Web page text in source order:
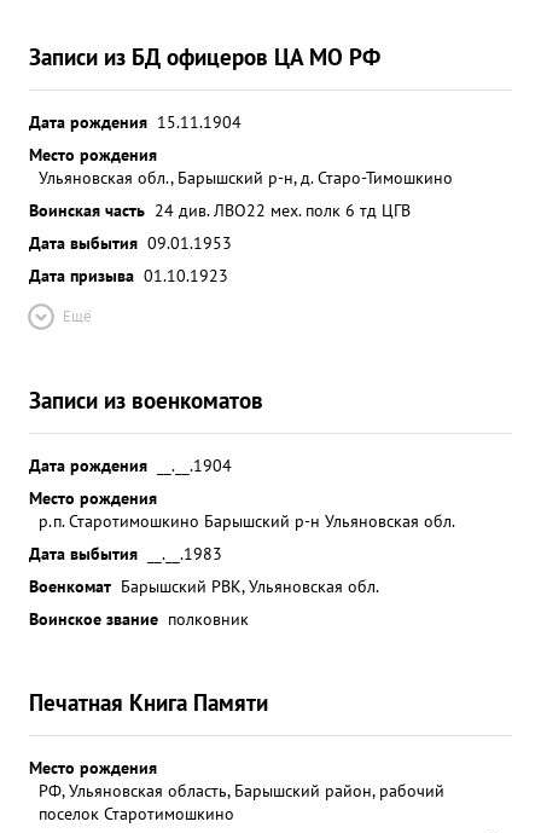
Записи из БД офицеров ЦА МО РФ
Дата рождения 15.11.1904
Место рождения
Ульяновская обл., Барышский р-н, д. Старо-Тимошкино
Воинская часть 24 див. ЛВО22 мех. полк 6 тд ЦГВ
Дата выбытия 09.01.1953
Дата призыва 01.10.1923
Ещё
Записи из военкоматов
Дата рождения
__.__.1904
Место рождения
р.п. Старотимошкино Барышский р-н Ульяновская обл.
Дата выбытия
__.__.1983
Военкомат Барышский РВК, Ульяновская обл.
Воинское звание полковник
Печатная Книга Памяти
Место рождения
РФ, Ульяновская область, Барышский район, рабочий
поселок Старотимошкино